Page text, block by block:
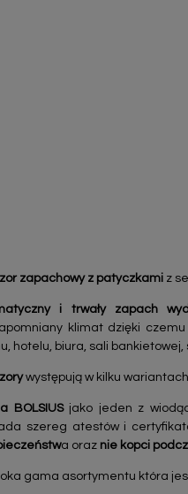
zapachowy z patyczkami z
i trwały zapach
klimat dzięki
hotelu, biura, sali
występują w kilku
BOLSIUSjako jeden z
szereg atestów i
a oraz nie kopci
gama asortymentu która